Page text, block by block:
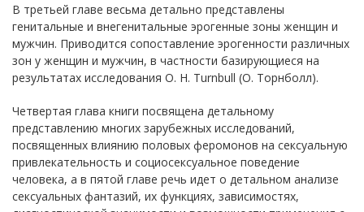
В третьей главе весьма детально представлены
генитальные и внегенитальные эрогенные зоны женщин и
мужчин. Приводится сопоставление эрогенности различных
зон у женщин и мужчин, в частности базирующиеся на
результатах исследования O. H. Turnbull (О. Торнболл).
Четвертая глава книги посвящена детальному
представлению многих зарубежных исследований,
посвященных влиянию половых феромонов на сексуальную
привлекательность и социосексуальное поведение
человека, а в пятой главе речь идет о детальном анализе
сексуальных фантазий, их функциях, зависимостях,